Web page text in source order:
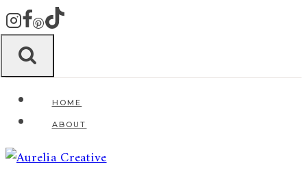
Zum
Inhalt
springen
HOME
ABOUT